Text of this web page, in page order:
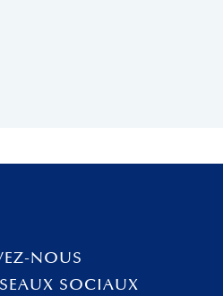
NOUS
SOCIAUX